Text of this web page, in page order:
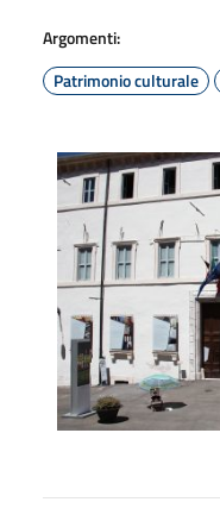
Argomenti:
Patrimonio culturale